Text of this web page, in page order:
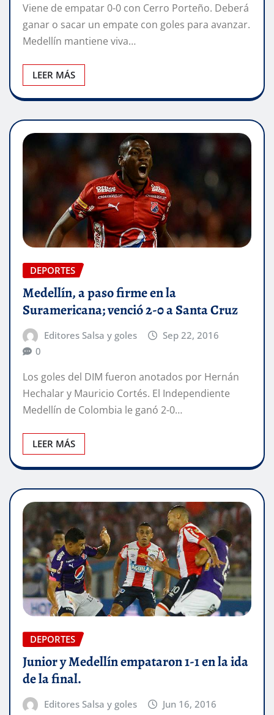
Viene de empatar 0-0 con Cerro Porteño. Deberá
ganar o sacar un empate con goles para avanzar.
Medellín mantiene viva…
LEER MÁS
DEPORTES
Medellín, a paso firme en la
Suramericana; venció 2-0 a Santa Cruz
Editores Salsa y goles
Sep 22, 2016
0
Los goles del DIM fueron anotados por Hernán
Hechalar y Mauricio Cortés. El Independiente
Medellín de Colombia le ganó 2-0…
LEER MÁS
DEPORTES
Junior y Medellín empataron 1-1 en la ida
de la final.
Editores Salsa y goles
Jun 16, 2016